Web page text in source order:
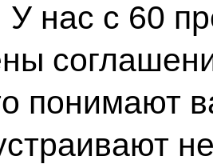
нас с 60
понимают